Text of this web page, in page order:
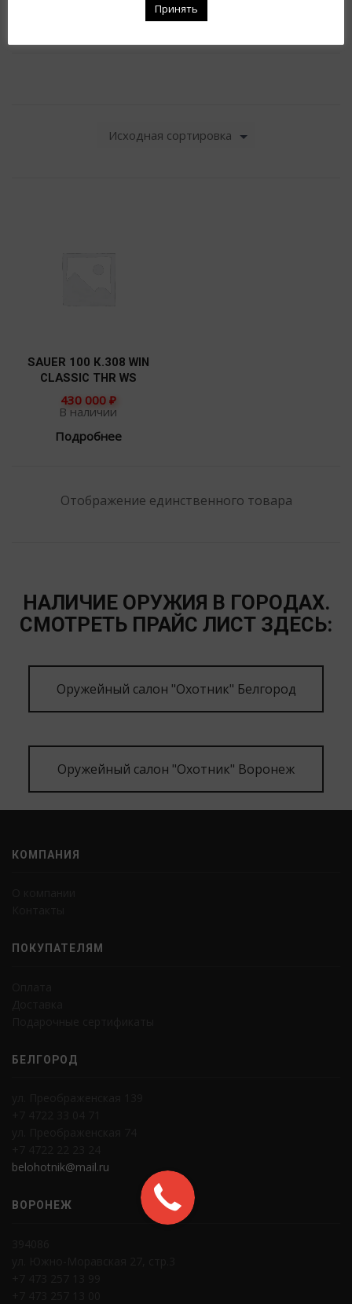
Исходная сортировка
SAUER 100 К.308 WIN
CLASSIC THR WS
430 000 ₽
В наличии
Подробнее
Отображение единственного товара
НАЛИЧИЕ ОРУЖИЯ В ГОРОДАХ.
СМОТРЕТЬ ПРАЙС ЛИСТ ЗДЕСЬ:
Оружейный салон "Охотник" Белгород
Оружейный салон "Охотник" Воронеж
КОМПАНИЯ
ПОКУПАТЕЛЯМ
БЕЛГОРОД
belohotnik@mail.ru
ВОРОНЕЖ
Принять